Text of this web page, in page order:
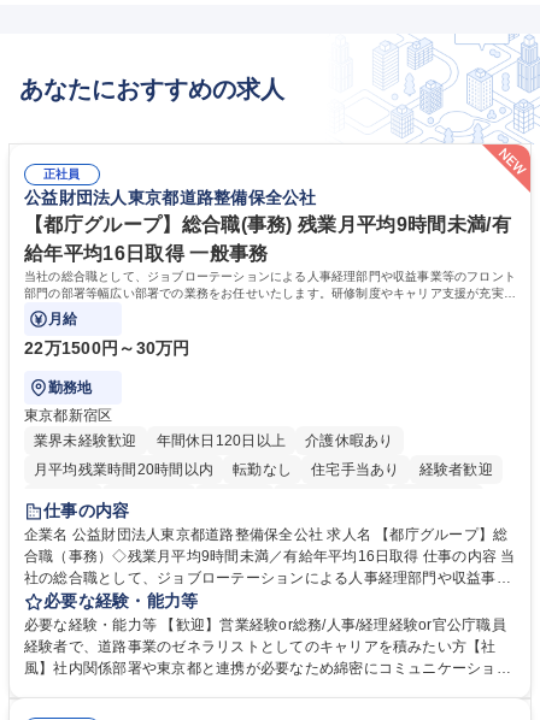
あなたにおすすめの求人
正社員
公益財団法人東京都道路整備保全公社
【都庁グループ】総合職(事務) 残業月平均9時間未満/有
給年平均16日取得 一般事務
当社の総合職として、ジョブローテーションによる人事経理部門や収益事業等のフロント
部門の部署等幅広い部署での業務をお任せいたします。研修制度やキャリア支援が充実し
ております！ ※下記業務詳細
月給
22万1500円～30万円
勤務地
東京都新宿区
業界未経験歓迎
年間休日120日以上
介護休暇あり
月平均残業時間20時間以内
転勤なし 住宅手当あり
経験者歓迎
研修あり
退職金あり
駅近5分以内
資格取得手当あり 食事補助あり
仕事の内容
企業名 公益財団法人東京都道路整備保全公社 求人名 【都庁グループ】総
合職（事務）◇残業月平均9時間未満／有給年平均16日取得 仕事の内容 当
社の総合職として、ジョブローテーションによる人事経理部門や収益事業
等のフロント部門の部署等幅広い部署での業務をお任せいたします。研修
制度やキャリア支援が充実しております！ ※下記業務詳細 【業務詳細】■
管理部門：広報、人事、経理など当公社の運営に係る管理業務 ■収益部
門：駐車場の新規開拓、管理運営、新宿駅西口広場の「イベントコーナ
必要な経験・能力等
必要な経験・能力等 【歓迎】営業経験or総務/人事/経理経験or官公庁職員
経験者で、道路事業のゼネラリストとしてのキャリアを積みたい方【社
風】社内関係部署や東京都と連携が必要なため綿密にコミュニケーション